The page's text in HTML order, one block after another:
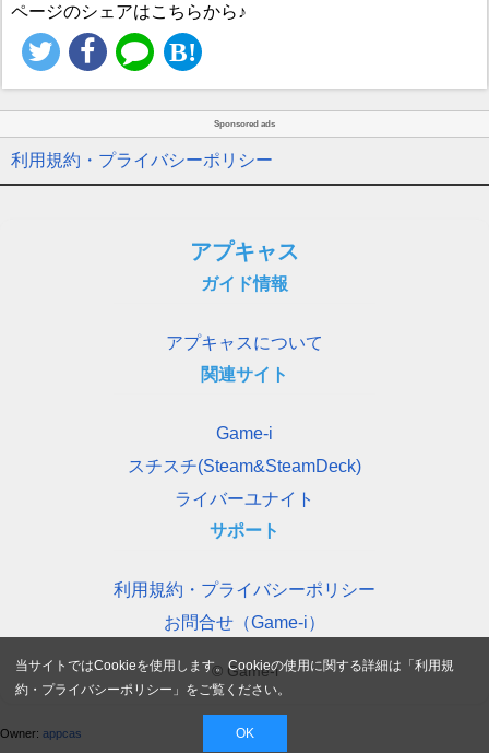
ページのシェアはこちらから♪
Sponsored ads
利用規約・プライバシーポリシー
アプキャス
ガイド情報
アプキャスについて
関連サイト
Game-i
スチスチ(Steam&SteamDeck)
ライバーユナイト
サポート
利用規約・プライバシーポリシー
お問合せ（Game-i）
© Game-i
Owner: appcas
当サイトではCookieを使用します。Cookieの使用に関する詳細は「利用規
約・プライバシーポリシー 」をご覧ください。
OK